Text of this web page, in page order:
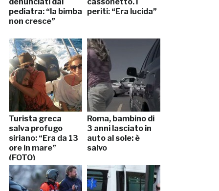
pediatra: “la bimba
non cresce”
periti: “Era lucida”
Turista greca
salva profugo
siriano: “Era da 13
ore in mare”
(FOTO)
Roma, bambino di
3 anni lasciato in
auto al sole: è
salvo